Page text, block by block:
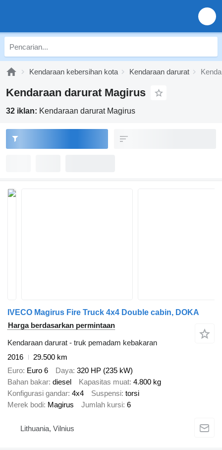
Kendaraan kebersihan kota Kendaraan darurat
Kendaraan darurat Magirus
32 iklan: Kendaraan darurat Magirus
IVECO Magirus Fire Truck 4x4 Double cabin, DOKA
Harga berdasarkan permintaan
Kendaraan darurat - truk pemadam kebakaran
2016
29.500 km
Euro Euro 6 Daya 320 HP (235 kW)
Bahan bakar diesel Kapasitas muat 4.800 kg
Konfigurasi gandar 4x4 Suspensi torsi
Merek bodi Magirus Jumlah kursi 6
Lithuania, Vilnius